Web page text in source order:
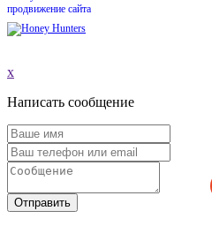
продвижение сайта
x
Написать сообщение
Отправить